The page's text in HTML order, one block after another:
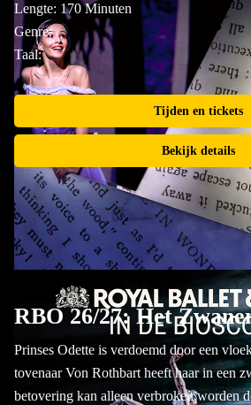
Lengte: 170 Minuten
Genre:
Taal:
Tijden en tickets
Bekijk details
RBO 26/27: Het
Prinses Odette is verdoemd door een
tovenaar Von Rothbart heeft haar in een
betovering kan alleen verbroken worden